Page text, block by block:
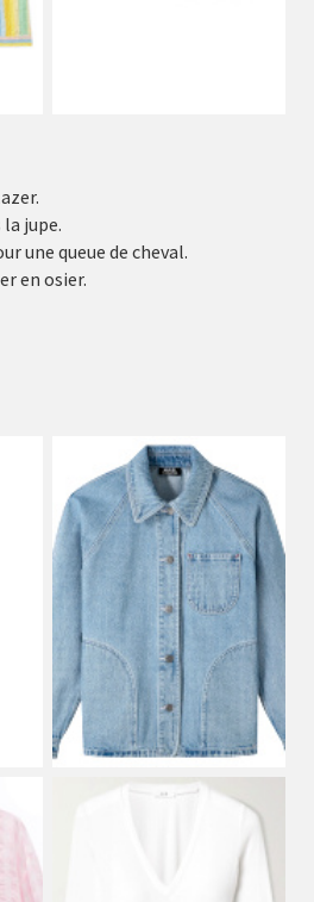
jupe.
une queue de cheval.
en osier.